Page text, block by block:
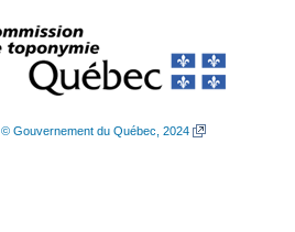
© Gouvernement du Québec, 2024